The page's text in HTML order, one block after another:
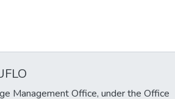
no integra el ideal de ese
por medio de la
Management Office, under the Office